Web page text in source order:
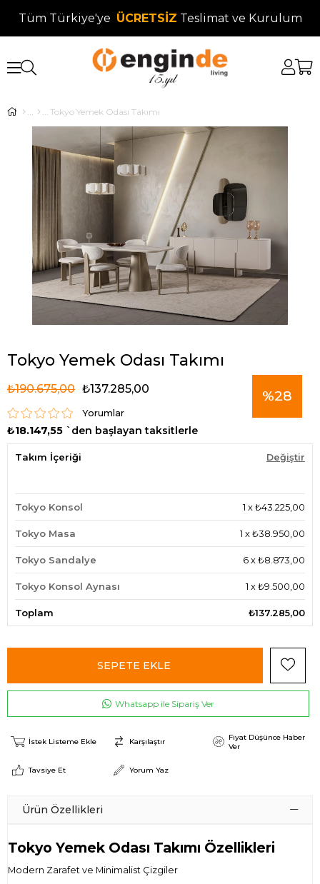
Tüm Türkiye'ye ÜCRETSİZ Teslimat ve Kurulum
Tokyo Yemek Odası Takımı
Tokyo Yemek Odası Takımı
%28
₺190.675,00 ₺137.285,00
Yorumlar
₺18.147,55 `den başlayan taksitlerle
Takım İçeriği Değiştir
Tokyo Konsol 1 x ₺43.225,00
Tokyo Masa 1 x ₺38.950,00
Tokyo Sandalye 6 x ₺8.873,00
Tokyo Konsol Aynası 1 x ₺9.500,00
Toplam ₺137.285,00
Whatsapp ile Sipariş Ver
İstek Listeme Ekle Karşılaştır
Fiyat Düşünce Haber
Ver
Tavsiye Et Yorum Yaz
Ürün Özellikleri
Tokyo Yemek Odası Takımı Özellikleri
Modern Zarafet ve Minimalist Çizgiler